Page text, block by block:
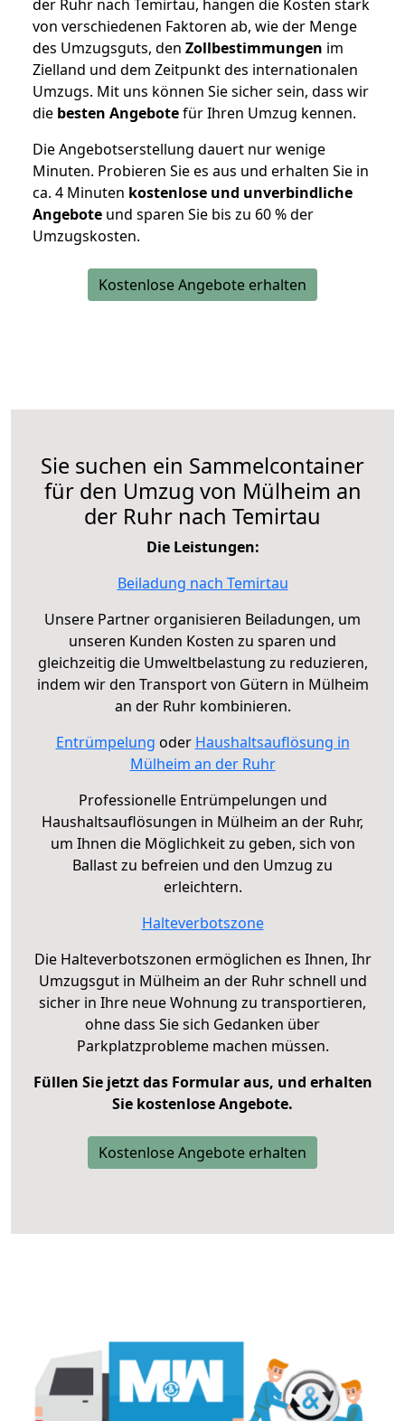
der Ruhr nach Temirtau, hängen die Kosten stark
von verschiedenen Faktoren ab, wie der Menge
des Umzugsguts, den Zollbestimmungen im
Zielland und dem Zeitpunkt des internationalen
Umzugs. Mit uns können Sie sicher sein, dass wir
die besten Angebotefür Ihren Umzug kennen.
Die Angebotserstellung dauert nur wenige
Minuten. Probieren Sie es aus und erhalten Sie in
ca. 4 Minuten kostenlose und unverbindliche
Angebote und sparen Sie bis zu 60 % der
Umzugskosten.
Kostenlose Angebote erhalten
Sie suchen ein Sammelcontainer
für den Umzug von Mülheim an
der Ruhr nach Temirtau
Die Leistungen:
Beiladung nach Temirtau
Unsere Partner organisieren Beiladungen, um
unseren Kunden Kosten zu sparen und
gleichzeitig die Umweltbelastung zu reduzieren,
indem wir den Transport von Gütern in Mülheim
an der Ruhr kombinieren.
Entrümpelung oder Haushaltsauflösung in
Mülheim an der Ruhr
Professionelle Entrümpelungen und
Haushaltsauflösungen in Mülheim an der Ruhr,
um Ihnen die Möglichkeit zu geben, sich von
Ballast zu befreien und den Umzug zu
erleichtern.
Halteverbotszone
Die Halteverbotszonen ermöglichen es Ihnen, Ihr
Umzugsgut in Mülheim an der Ruhr schnell und
sicher in Ihre neue Wohnung zu transportieren,
ohne dass Sie sich Gedanken über
Parkplatzprobleme machen müssen.
Füllen Sie jetzt das Formular aus, und erhalten
Sie kostenlose Angebote.
Kostenlose Angebote erhalten